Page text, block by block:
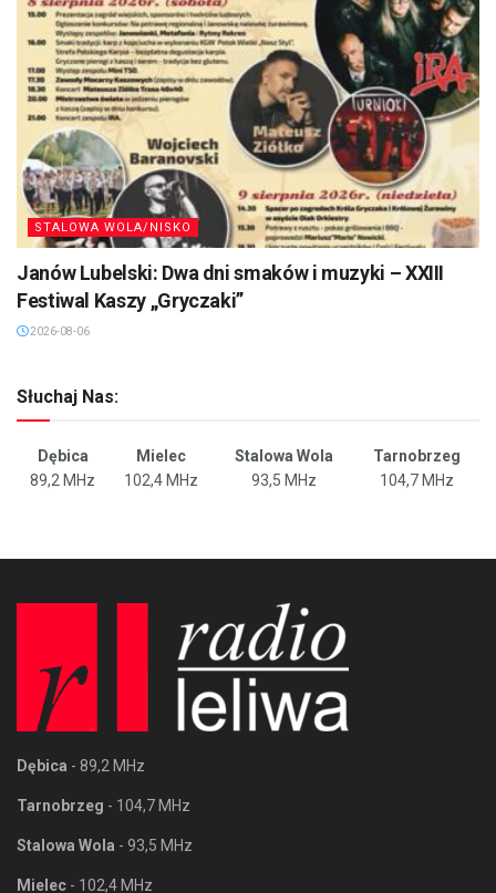
STALOWA WOLA/NISKO
Janów Lubelski: Dwa dni smaków i muzyki – XXIII
Festiwal Kaszy „Gryczaki”
2026-08-06
Słuchaj Nas:
Dębica Mielec Stalowa Wola
Tarnobrzeg
89,2 MHz
102,4 MHz 93,5 MHz 104,7 MHz
Dębica - 89,2 MHz
Tarnobrzeg - 104,7 MHz
Stalowa Wola - 93,5 MHz
Mielec - 102,4 MHz